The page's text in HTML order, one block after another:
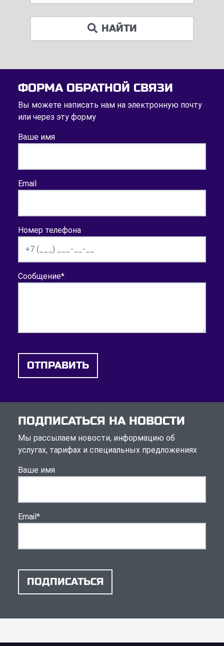
НАЙТИ
ФОРМА ОБРАТНОЙ СВЯЗИ
Вы можете написать нам на электронную почту
или через эту форму
Ваше имя
Email
Номер телефона
Сообщение*
ОТПРАВИТЬ
ПОДПИСАТЬСЯ НА НОВОСТИ
Мы рассылаем новости, информацию об
услугах, тарифах и специальных предложениях
Ваше имя
Email*
ПОДПИСАТЬСЯ